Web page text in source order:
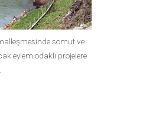
somut ve
eylem odaklı projelere